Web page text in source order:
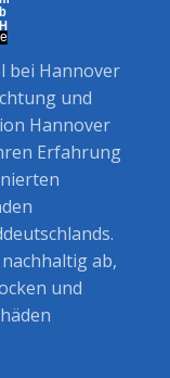
bei Hannover
und
Hannover
Erfahrung
ab,
und